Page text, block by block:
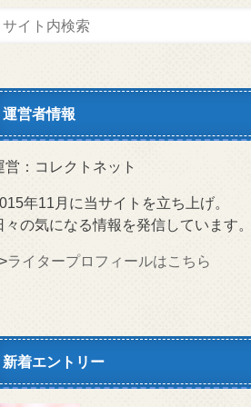
運営者情報
営：コレクトネット
年11月に当サイトを立ち上げ。
々の気になる情報を発信しています。
ライタープロフィールはこちら
新着エントリー